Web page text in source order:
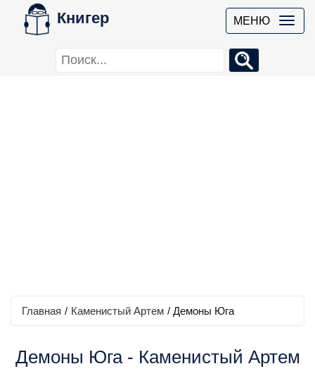
Книгер МЕНЮ
Главная / Каменистый Артем / Демоны Юга
Демоны Юга - Каменистый Артем